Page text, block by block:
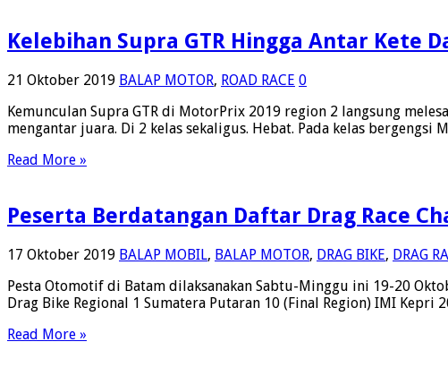
Kelebihan Supra GTR Hingga Antar Kete
21 Oktober 2019 BALAP MOTOR, ROAD RACE 0
Kemunculan Supra GTR di MotorPrix 2019 region 2 langsung
mengantar juara. Di 2 kelas sekaligus. Hebat. Pada kelas
Read More »
Peserta Berdatangan Daftar Drag Race
17 Oktober 2019 BALAP MOBIL, BALAP MOTOR, DRAG BIKE, DRAG
Pesta Otomotif di Batam dilaksanakan Sabtu-Minggu ini 19-20
Drag Bike Regional 1 Sumatera Putaran 10 (Final Region) IMI
Read More »